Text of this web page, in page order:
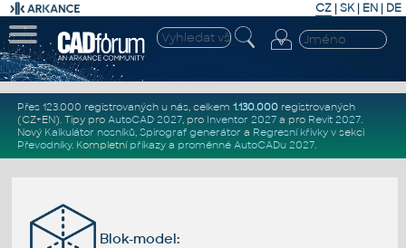
CZ | SK| EN | DE
Přes 123.000 registrovaných u nás, celkem 1.130.000registrovaných
(CZ+EN). Tipy pro AutoCAD 2027, pro Inventor 2027a pro Revit 2027.
Nový Kalkulátor nosníků, Spirograf generátor a Regresní křivkyv sekci
Převodníky. Kompletní příkazya proměnné AutoCADu 2027.
Blok-model: